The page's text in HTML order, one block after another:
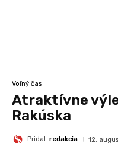
Voľný čas
Atraktívne
Rakúska
Pridal redakcia 12.